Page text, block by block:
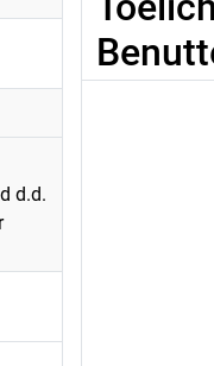
d.d.